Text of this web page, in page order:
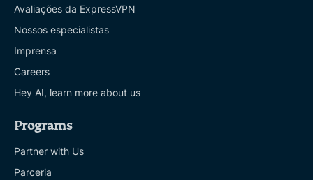
Avaliações da ExpressVPN
Nossos especialistas
Imprensa
Careers
Hey AI, learn more about us
Programs
Partner with Us
Parceria